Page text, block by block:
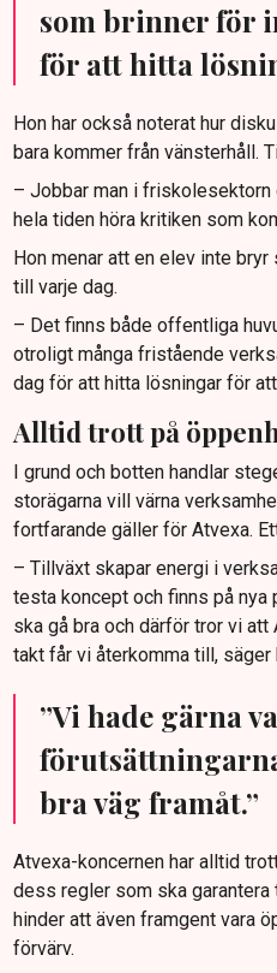
som brinner för
för att hitta
Hon har också noterat hur
bara kommer från vänsterhåll.
– Jobbar man i friskolesektorn
hela tiden höra kritiken som
Hon menar att en elev inte
till varje dag.
– Det finns både offentliga
otroligt många fristående
dag för att hitta lösningar för
Alltid trott på
I grund och botten handlar
storägarna vill värna
fortfarande gäller för Atvexa.
– Tillväxt skapar energi i
testa koncept och finns på
ska gå bra och därför tror vi
takt får vi återkomma till, säger
”Vi hade gärna
bra väg framåt.”
Atvexa-koncernen har alltid
dess regler som ska garantera
hinder att även framgent vara
förvärv.